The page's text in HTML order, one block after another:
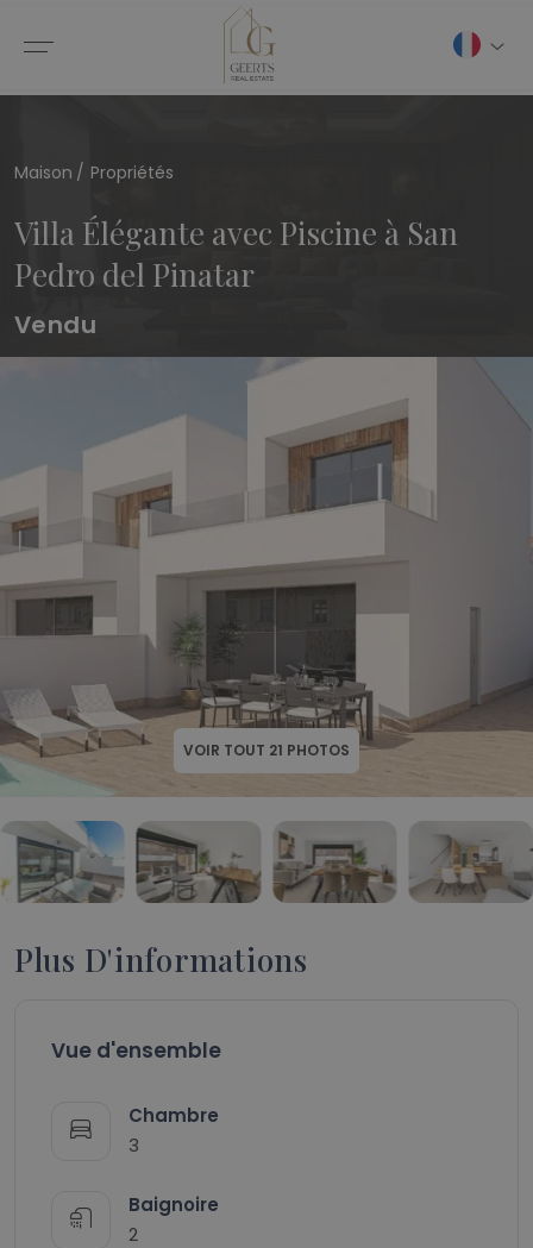
Maison Propriétés
Villa Élégante avec Piscine à San
Pedro del Pinatar
Vendu
VOIR TOUT 21 PHOTOS
Plus D'informations
Vue d'ensemble
Chambre
3
Baignoire
2